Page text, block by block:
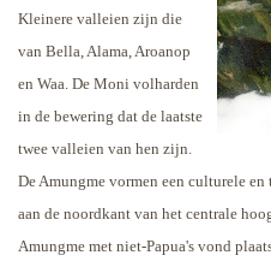
Kleinere valleien zijn die
van Bella, Alama, Aroanop
en Waa. De Moni volharden
in de bewering dat de laatste
twee valleien van hen zijn.
De Amungme vormen een culturele
aan de noordkant van het centrale
Amungme met niet-Papua's vond